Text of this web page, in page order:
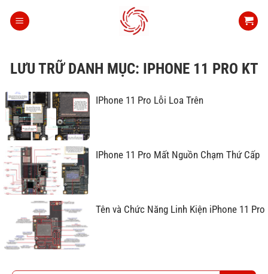
qua
LƯU TRỮ DANH MỤC: IPHONE 11 PRO KT
IPhone 11 Pro Lỗi Loa Trên
IPhone 11 Pro Mất Nguồn Chạm Thứ Cấp
Tên và Chức Năng Linh Kiện iPhone 11 Pro